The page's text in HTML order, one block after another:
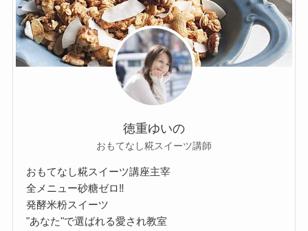
徳重ゆいの
おもてなし糀スイーツ講師
おもてなし糀スイーツ講座主宰
全メニュー砂糖ゼロ‼︎
発酵米粉スイーツ
"あなた"で選ばれる愛され教室